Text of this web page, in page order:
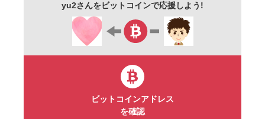
yu2さんをビットコインで応援しよう!
ビットコインアドレス
を確認